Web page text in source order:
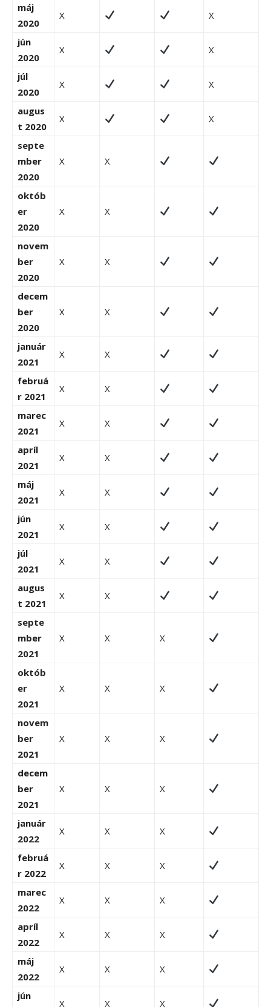
máj
2020
X X
jún
2020
X X
júl
2020
X X
augus
t 2020
X X
septe
mber
2020
X X
októb
er
2020
X X
novem
ber
2020
X X
decem
ber
2020
X X
január
2021
X X
februá
r 2021
X X
marec
2021
X X
apríl
2021
X X
máj
2021
X X
jún
2021
X X
júl
2021
X X
augus
t 2021
X X
septe
mber
2021
X X X
októb
er
2021
X X X
novem
ber
2021
X X X
decem
ber
2021
X X X
január
2022
X X X
februá
r 2022
X X X
marec
2022
X X X
apríl
2022
X X X
máj
2022
X X X
jún
X X X